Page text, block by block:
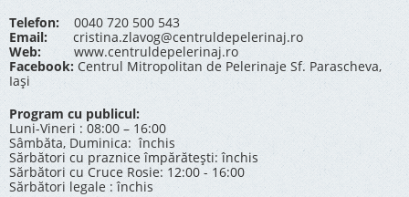
Telefon: 0040 720 500 543
Email:
cristina.zlavog@centruldepelerinaj.ro
Web:
www.centruldepelerinaj.ro
Facebook: Centrul Mitropolitan de Pelerinaje Sf. Parascheva,
Iași
Program cu publicul:
Luni-Vineri : 08:00 – 16:00
Sâmbăta, Duminica: închis
Sărbători cu praznice împărătești: închis
Sărbători cu Cruce Rosie: 12:00 - 16:00
Sărbători legale : închis